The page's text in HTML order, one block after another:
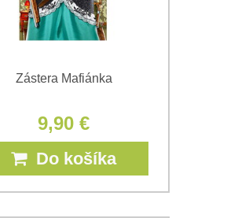
Zástera Mafiánka
9,90 €
Do košíka